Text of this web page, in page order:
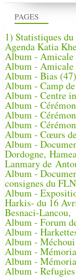
PAGES
1) Statistiques
Agenda Katia
Album - Amicale
Album - Amicale
Album - Bias
Album - Camp
Album - Centre
Album -
Album -
Album -
Album - Cœurs
Album -
Dordogne,
Lanmary de
Album -
consignes du
Album -
Harkis- du 16
Besnaci-Lancou,
Album - Forum
Album -
Album - Méchoui
Album -
Album -
Album -